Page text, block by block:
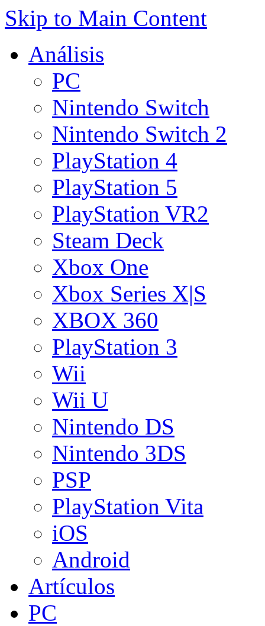
Skip to Main Content
Análisis
PC
Nintendo Switch
Nintendo Switch 2
PlayStation 4
PlayStation 5
PlayStation VR2
Steam Deck
Xbox One
Xbox Series X|S
XBOX 360
PlayStation 3
Wii
Wii U
Nintendo DS
Nintendo 3DS
PSP
PlayStation Vita
iOS
Android
Artículos
PC